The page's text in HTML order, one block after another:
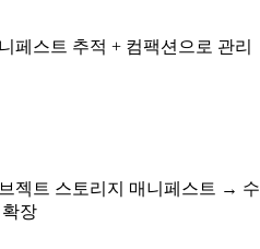
페스트 추적 + 컴팩션으로 관리
젝트 스토리지 매니페스트 → 수
장